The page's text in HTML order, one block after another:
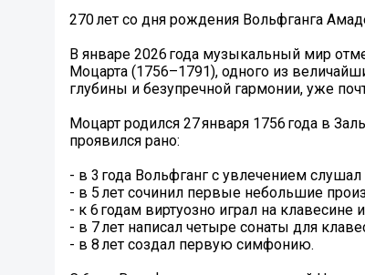
270 лет со дня рождения Вольфганга
В январе 2026 года музыкальный мир
Моцарта (1756–1791), одного из
глубины и безупречной гармонии, уже
Моцарт родился 27 января 1756 года в
проявился рано:
- в 3 года Вольфганг с увлечением
- в 5 лет сочинил первые небольшие
- к 6 годам виртуозно играл на клавесине
- в 7 лет написал четыре сонаты для
- в 8 лет создал первую симфонию.